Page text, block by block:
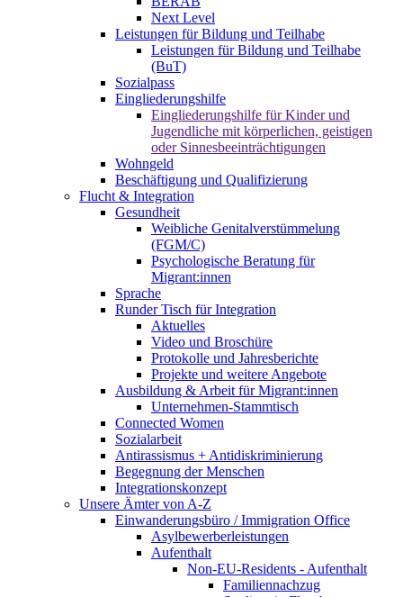
Next Level
Leistungen für Bildung und Teilhabe
Leistungen für Bildung und Teilhabe
(BuT)
Sozialpass
Eingliederungshilfe
Eingliederungshilfe für Kinder und
Jugendliche mit körperlichen, geistigen
oder Sinnesbeeinträchtigungen
Wohngeld
Beschäftigung und Qualifizierung
Flucht & Integration
Gesundheit
Weibliche Genitalverstümmelung
(FGM/C)
Psychologische Beratung für
Migrant:innen
Sprache
Runder Tisch für Integration
Aktuelles
Video und Broschüre
Protokolle und Jahresberichte
Projekte und weitere Angebote
Ausbildung & Arbeit für Migrant:innen
Unternehmen-Stammtisch
Connected Women
Sozialarbeit
Antirassismus + Antidiskriminierung
Begegnung der Menschen
Integrationskonzept
Unsere Ämter von A-Z
Einwanderungsbüro / Immigration Office
Asylbewerberleistungen
Aufenthalt
Non-EU-Residents - Aufenthalt
Familiennachzug